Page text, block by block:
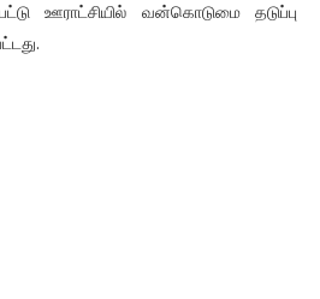
ஊராட்சியில் வன்கொடுமை தடுப்பு